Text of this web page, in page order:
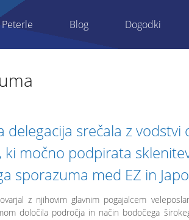
Blog Dogodki
srečala z vodstvi
močno podpirata
sporazuma med EZ in
z njihovim glavnim pogajalcem
določila področja in način bodočega